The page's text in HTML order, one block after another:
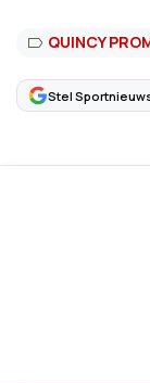
QUINCY
Stel